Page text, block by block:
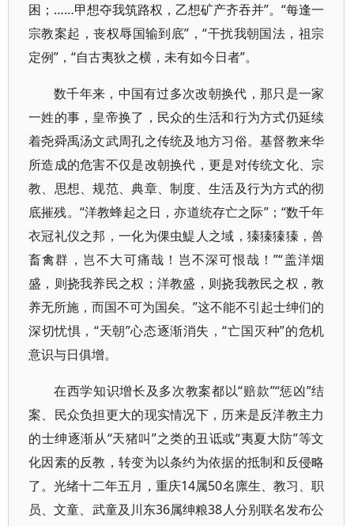
困；……甲想夺我筑路权，乙想矿产齐吞并”。“每逢一
宗教案起，丧权辱国输到底”，“干扰我朝国法，祖宗
定例”，“自古夷狄之横，未有如今日者”。
数千年来，中国有过多次改朝换代，那只是一家
一姓的事，皇帝换了，民众的生活和行为方式仍延续
着尧舜禹汤文武周孔之传统及地方习俗。基督教来华
所造成的危害不仅是改朝换代，更是对传统文化、宗
教、思想、规范、典章、制度、生活及行为方式的彻
底摧残。“洋教蜂起之日，亦道统存亡之际”；“数千年
衣冠礼仪之邦，一化为倮虫鯷人之域，獉獉獉獉，兽
畜禽群，岂不大可痛哉！岂不深可恨哉！”“盖洋烟
盛，则挠我养民之权；洋教盛，则挠我教民之权，教
养无所施，而国不可为国矣。”这不能不引起士绅们的
深切忧惧，“天朝”心态逐渐消失，“亡国灭种”的危机
意识与日俱增。
在西学知识增长及多次教案都以“赔款”“惩凶”结
案、民众负担更大的现实情况下，历来是反洋教主力
的士绅逐渐从“天猪叫”之类的丑诋或“夷夏大防”等文
化因素的反教，转变为以条约为依据的抵制和反侵略
了。光绪十二年五月，重庆14属50名廪生、教习、职
员、文童、武童及川东36属绅粮38人分别联名发布公